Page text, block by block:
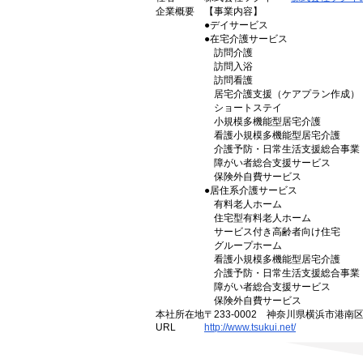
企業概要
【事業内容】
●デイサービス
●在宅介護サービス
訪問介護
訪問入浴
訪問看護
居宅介護支援（ケアプラン作成）
ショートステイ
小規模多機能型居宅介護
看護小規模多機能型居宅介護
介護予防・日常生活支援総合事業
障がい者総合支援サービス
保険外自費サービス
●居住系介護サービス
有料老人ホーム
住宅型有料老人ホーム
サービス付き高齢者向け住宅
グループホーム
看護小規模多機能型居宅介護
介護予防・日常生活支援総合事業
障がい者総合支援サービス
保険外自費サービス
本社所在地〒233-0002 神奈川県横浜市港南
URL
http://www.tsukui.net/